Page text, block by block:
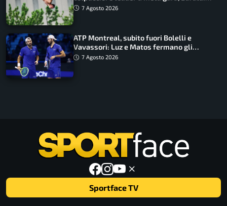
ancora in corsa
7 Agosto 2026
ATP Montreal, subito fuori Bolelli e
Vavassori: Luz e Matos fermano gli
azzurri
7 Agosto 2026
Sportface TV